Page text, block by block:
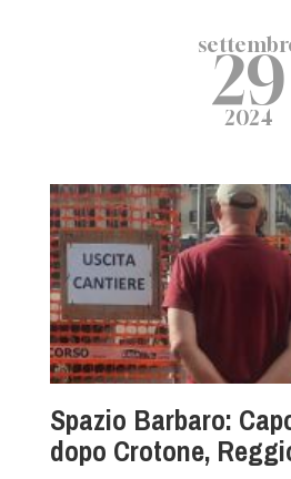
29
2024
Spazio Barbaro:
dopo Crotone,